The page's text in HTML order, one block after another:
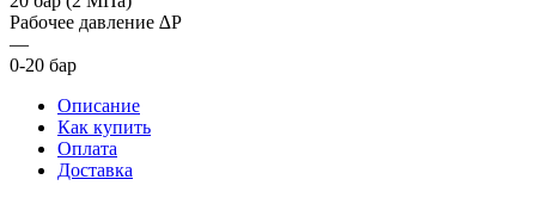
Рабочее давление ∆P
—
0-20 бар
Описание
Как купить
Оплата
Доставка